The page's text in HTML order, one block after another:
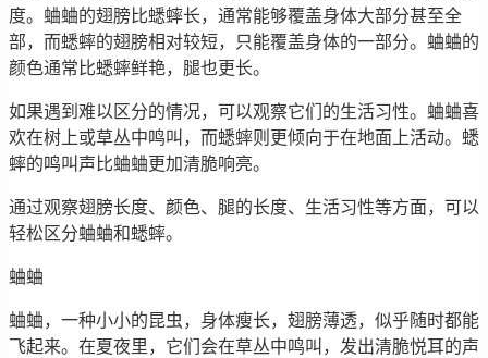
度。蛐蛐的翅膀比蟋蟀长，通常能够覆盖身体大部分甚至全
部，而蟋蟀的翅膀相对较短，只能覆盖身体的一部分。蛐蛐的
颜色通常比蟋蟀鲜艳，腿也更长。
如果遇到难以区分的情况，可以观察它们的生活习性。蛐蛐喜
欢在树上或草丛中鸣叫，而蟋蟀则更倾向于在地面上活动。蟋
蟀的鸣叫声比蛐蛐更加清脆响亮。
通过观察翅膀长度、颜色、腿的长度、生活习性等方面，可以
轻松区分蛐蛐和蟋蟀。
蛐蛐
蛐蛐，一种小小的昆虫，身体瘦长，翅膀薄透，似乎随时都能
飞起来。在夏夜里，它们会在草丛中鸣叫，发出清脆悦耳的声